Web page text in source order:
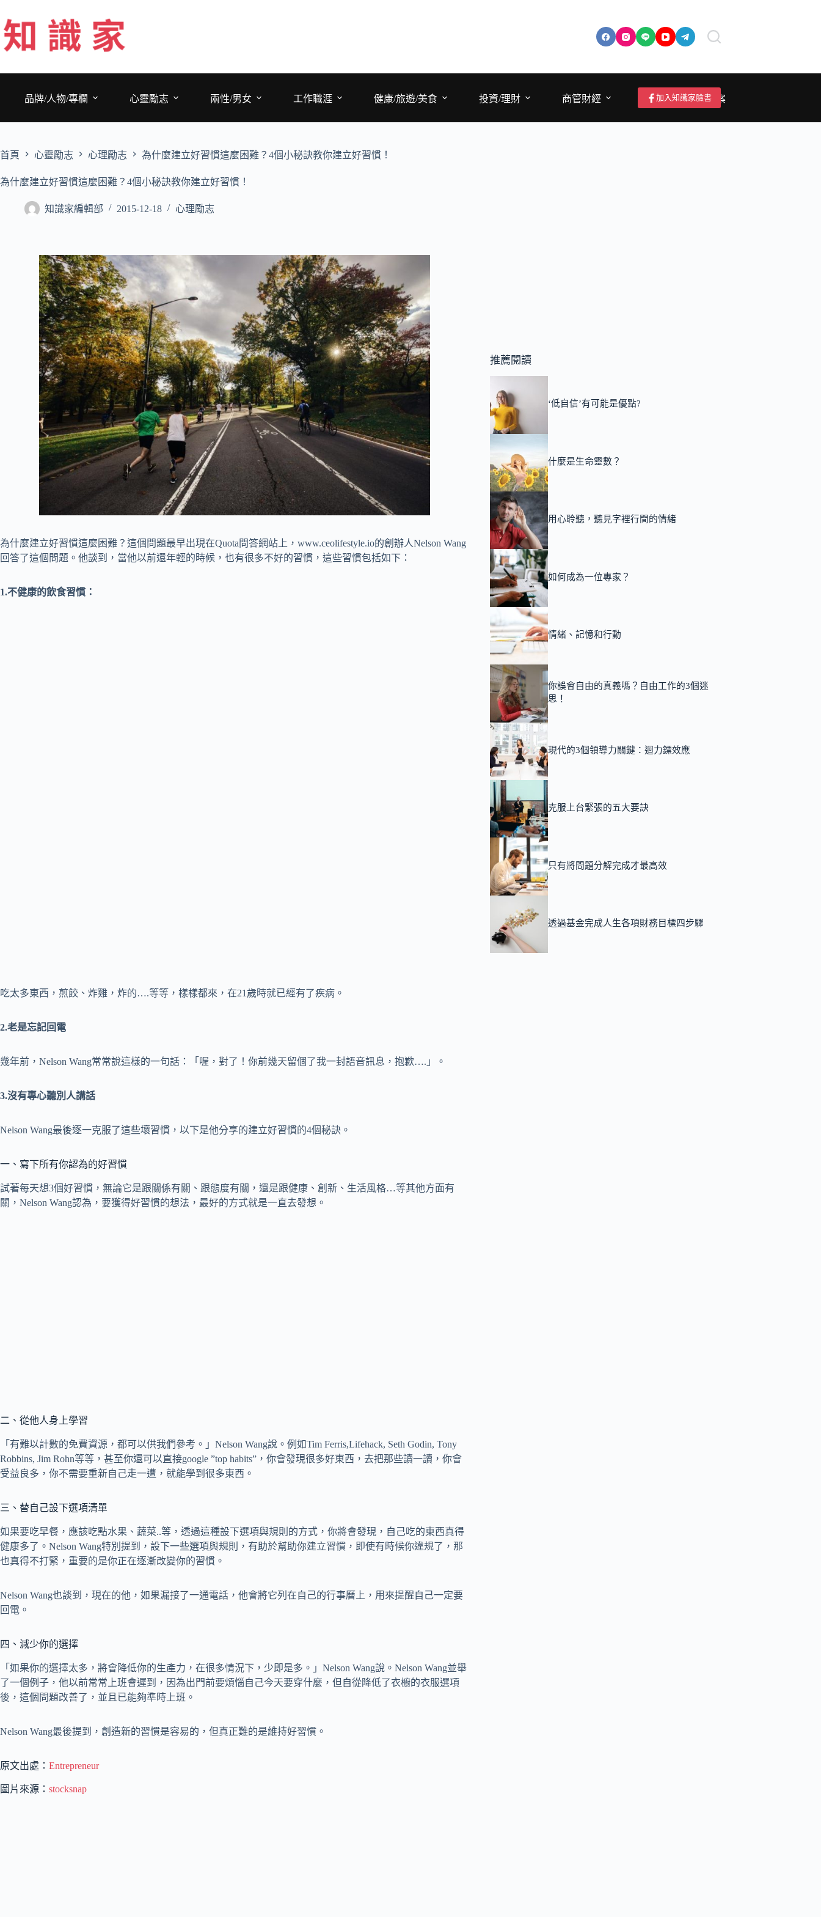
至
主
要
品牌/人物/專欄
心靈勵志 兩性/男女 工作職涯 健康/旅遊/美食 投資/理財 商管財經 成為作者/投稿/提案
加入知識家臉書
首頁 心靈勵志 心理勵志 為什麼建立好習慣這麼困難？4個小秘訣教你建立好習慣！
為什麼建立好習慣這麼困難？4個小秘訣教你建立好習慣！
知識家編輯部 2015-12-18 心理勵志
為什麼建立好習慣這麼困難？這個問題最早出現在Quota問答網站上，www.ceolifestyle.io的創辦人Nelson Wang
回答了這個問題。他談到，當他以前還年輕的時候，也有很多不好的習慣，這些習慣包括如下：
1.不健康的飲食習慣：
吃太多東西，煎餃、炸雞，炸的….等等，樣樣都來，在21歲時就已經有了疾病。
2.老是忘記回電
幾年前，Nelson Wang常常說這樣的一句話：「喔，對了！你前幾天留個了我一封語音訊息，抱歉….」。
3.沒有專心聽別人講話
Nelson Wang最後逐一克服了這些壞習慣，以下是他分享的建立好習慣的4個秘訣。
一、寫下所有你認為的好習慣
試著每天想3個好習慣，無論它是跟關係有關、跟態度有關，還是跟健康、創新、生活風格…等其他方面有
關，Nelson Wang認為，要獲得好習慣的想法，最好的方式就是一直去發想。
二、從他人身上學習
「有難以計數的免費資源，都可以供我們參考。」Nelson Wang說。例如Tim Ferris,Lifehack, Seth Godin, Tony
Robbins, Jim Rohn等等，甚至你還可以直接google ”top habits”，你會發現很多好東西，去把那些讀一讀，你會
受益良多，你不需要重新自己走一遭，就能學到很多東西。
三、替自己設下選項清單
如果要吃早餐，應該吃點水果、蔬菜..等，透過這種設下選項與規則的方式，你將會發現，自己吃的東西真得
健康多了。Nelson Wang特別提到，設下一些選項與規則，有助於幫助你建立習慣，即使有時候你違規了，那
也真得不打緊，重要的是你正在逐漸改變你的習慣。
Nelson Wang也談到，現在的他，如果漏接了一通電話，他會將它列在自己的行事曆上，用來提醒自己一定要
回電。
四、減少你的選擇
「如果你的選擇太多，將會降低你的生產力，在很多情況下，少即是多。」Nelson Wang說。Nelson Wang並舉
了一個例子，他以前常常上班會遲到，因為出門前要煩惱自己今天要穿什麼，但自從降低了衣櫥的衣服選項
後，這個問題改善了，並且已能夠準時上班。
Nelson Wang最後提到，創造新的習慣是容易的，但真正難的是維持好習慣。
原文出處： Entrepreneur
圖片來源： stocksnap
推薦閱讀
‘低自信’有可能是優點?
什麼是生命靈數？
用心聆聽，聽見字裡行間的情緒
如何成為一位專家？
情緒、記憶和行動
你誤會自由的真義嗎？自由工作的3個迷
思！
現代的3個領導力關鍵：迴力鏢效應
克服上台緊張的五大要訣
只有將問題分解完成才最高效
透過基金完成人生各項財務目標四步驟